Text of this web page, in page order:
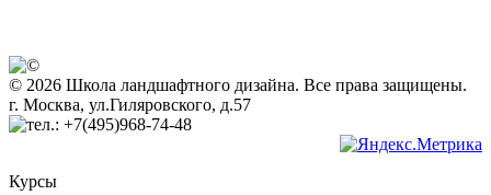
© 2026 Школа ландшафтного дизайна. Все права защищены.
г. Москва, ул.Гиляровского, д.57
+7(495)968-74-48
Курсы